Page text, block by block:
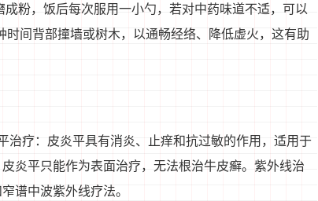
粉，饭后每次服用一小勺，若对中药味道不适，可以
间背部撞墙或树木，以通畅经络、降低虚火，这有助
治疗：皮炎平具有消炎、止痒和抗过敏的作用，适用于
炎平只能作为表面治疗，无法根治牛皮癣。紫外线治
谱中波紫外线疗法。